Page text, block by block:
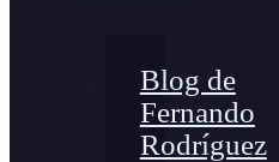
Blog de
Fernando
Rodríguez